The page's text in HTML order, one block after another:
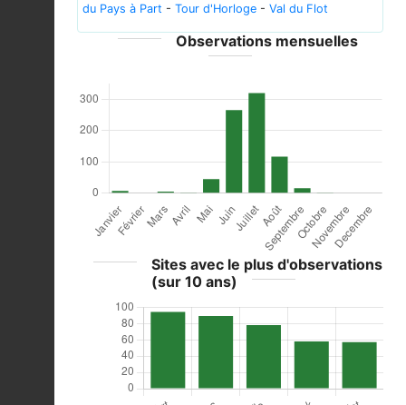
du Pays à Part - Tour d'Horloge - Val du Flot
Observations mensuelles
Sites avec le plus d'observations
(sur 10 ans)